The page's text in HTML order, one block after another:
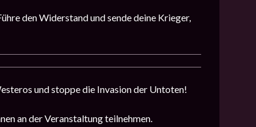
den Widerstand und sende deine Krieger,
und stoppe die Invasion der Untoten!
an der Veranstaltung teilnehmen.